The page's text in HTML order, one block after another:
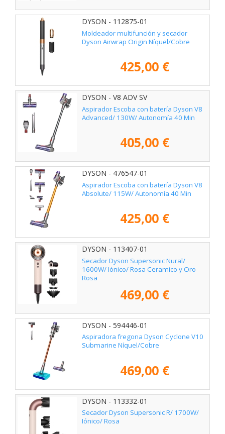
DYSON - 112875-01
Moldeador multifunción y secador
Dyson Airwrap Origin Níquel/Cobre
425,00 €
DYSON - V8 ADV SV
Aspirador Escoba con batería Dyson V8
Advanced/ 130W/ Autonomía 40 Min
405,00 €
DYSON - 476547-01
Aspirador Escoba con batería Dyson V8
Absolute/ 115W/ Autonomía 40 Min
425,00 €
DYSON - 113407-01
Secador Dyson Supersonic Nural/
1600W/ Iónico/ Rosa Ceramico y Oro
Rosa
469,00 €
DYSON - 594446-01
Aspiradora fregona Dyson Cyclone V10
Submarine Níquel/Cobre
469,00 €
DYSON - 113332-01
Secador Dyson Supersonic R/ 1700W/
Iónico/ Rosa